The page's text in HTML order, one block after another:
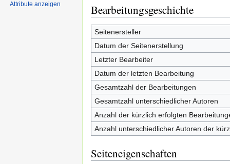
Bearbeitungsgeschichte
Seitenersteller
Datum der Seitenerstellung
Letzter Bearbeiter
Datum der letzten Bearbeitung
Gesamtzahl der Bearbeitungen
Gesamtzahl unterschiedlicher Autoren
Anzahl der kürzlich erfolgten
Anzahl unterschiedlicher Autoren der
Seiteneigenschaften
Attribute anzeigen